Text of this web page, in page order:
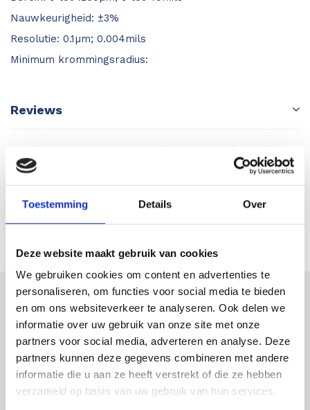
Toestemming Details Over
Deze website maakt gebruik van cookies
We gebruiken cookies om content en advertenties te
personaliseren, om functies voor social media te bieden
en om ons websiteverkeer te analyseren. Ook delen we
informatie over uw gebruik van onze site met onze
partners voor social media, adverteren en analyse. Deze
partners kunnen deze gegevens combineren met andere
informatie die u aan ze heeft verstrekt of die ze hebben
verzameld op basis van uw gebruik van hun services.
Nauwkeurigheid: ±3%
Resolutie: 0.1µm; 0.004mils
Minimum krommingsradius:
Reviews
Er zijn nog geen reviews geschreven over dit product.
Astek
Productspecialist voor uw meet- en
inspectieapparatuur
Astek is uw expert op het gebied van laser